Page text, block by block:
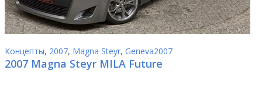
Концепты, 2007, Magna Steyr, Geneva2007
2007 Magna Steyr MILA Future